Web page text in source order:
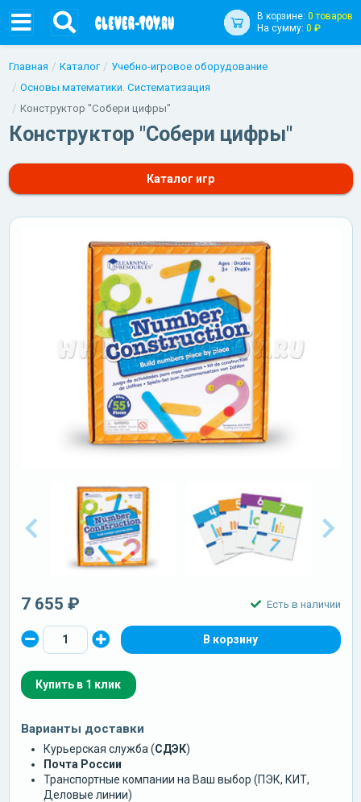
В корзине: 0 товаров
На сумму: 0 ₽
Главная Каталог
Учебно-игровое оборудование
Основы математики. Систематизация
Конструктор "Собери цифры"
Конструктор "Собери цифры"
Каталог игр
7 655 ₽ Есть в наличии
Купить в 1 клик
Варианты доставки
Курьерская служба (СДЭК)
Почта России
Транспортные компании на Ваш выбор (ПЭК, КИТ,
Деловые линии)